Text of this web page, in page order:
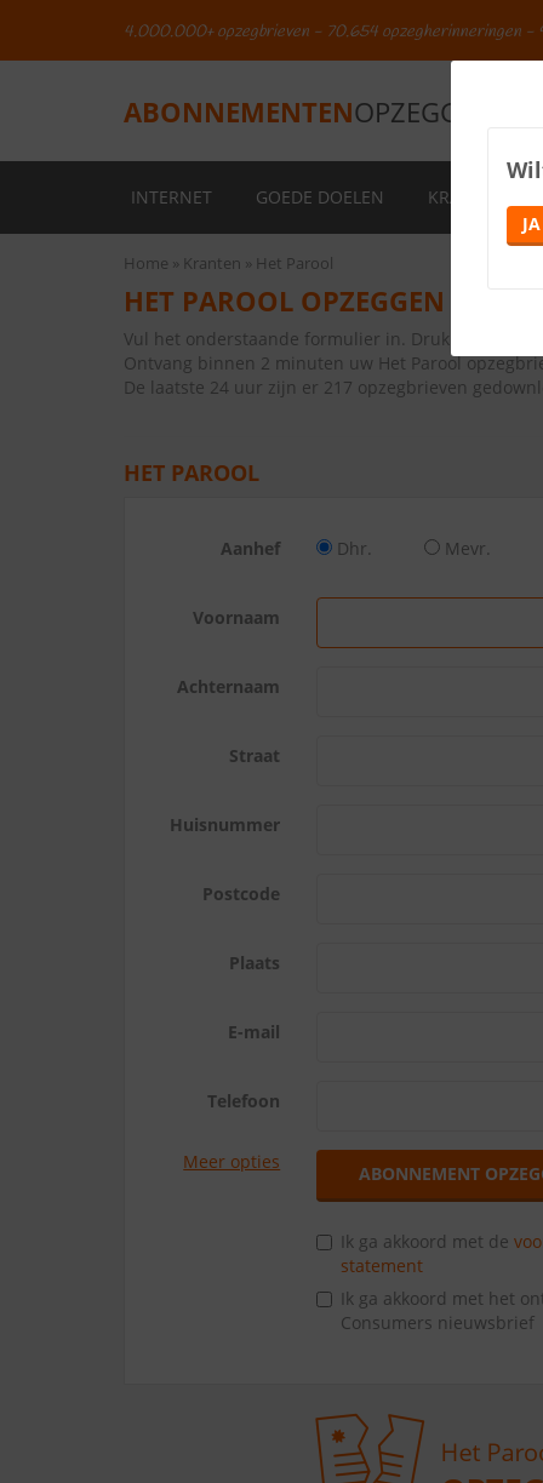
4.000.000+ opzegbrieven - 70.654 opzegherinneringen -
ABONNEMENTENOPZEGGEN.NL
INTERNET GOEDE DOELEN KRANTEN
Home Kranten Het Parool
HET PAROOL OPZEGGEN
Vul het onderstaande formulier in. Druk vervolgens
Ontvang binnen 2 minuten uw Het Parool
De laatste 24 uur zijn er 217 opzegbrieven
HET PAROOL
Aanhef Dhr. Mevr.
Voornaam
Achternaam
Straat
Huisnummer
Postcode
Plaats
E-mail
Telefoon
Meer opties
ABONNEMENT
Ik ga akkoord met de
statement
Ik ga akkoord met het
Consumers nieuwsbrief
JA